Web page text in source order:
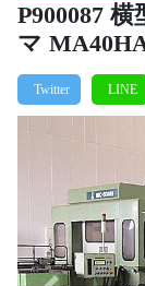
P900087
マ